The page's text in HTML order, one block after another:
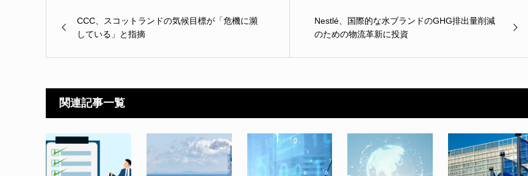
CCC、スコットランドの気候目標が「危機に瀕
している」と指摘
Nestlé、国際的な水ブランドのGHG排出量削減
のための物流革新に投資
関連記事一覧